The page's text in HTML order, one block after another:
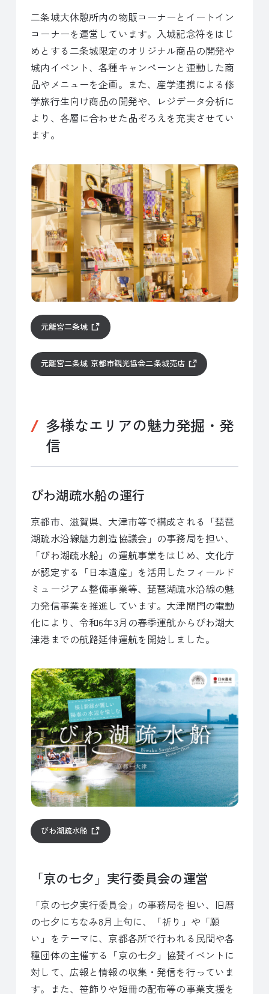
二条城大休憩所内の物販コーナーとイートイン
コーナーを運営しています。入城記念符をはじ
めとする二条城限定のオリジナル商品の開発や
城内イベント、各種キャンペーンと連動した商
品やメニューを企画。また、産学連携による修
学旅行生向け商品の開発や、レジデータ分析に
より、各層に合わせた品ぞろえを充実させてい
ます。
元離宮二条城
元離宮二条城 京都市観光協会二条城売店
多様なエリアの魅力発掘・発
信
びわ湖疏水船の運行
京都市、滋賀県、大津市等で構成される「琵琶
湖疏水沿線魅力創造協議会」の事務局を担い、
「びわ湖疏水船」の運航事業をはじめ、文化庁
が認定する「日本遺産」を活用したフィールド
ミュージアム整備事業等、琵琶湖疏水沿線の魅
力発信事業を推進しています。大津閘門の電動
化により、令和6年3月の春季運航からびわ湖大
津港までの航路延伸運航を開始しました。
びわ湖疏水船
「京の七夕」実行委員会の運営
「京の七夕実行委員会」の事務局を担い、旧暦
の七夕にちなみ8月上旬に、「祈り」や「願
い」をテーマに、京都各所で行われる民間や各
種団体の主催する「京の七夕」協賛イベントに
対して、広報と情報の収集・発信を行っていま
す。また、笹飾りや短冊の配布等の事業支援を